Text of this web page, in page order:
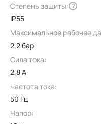
Степень защиты: ?
IP55
Максимальное рабочее
2,2 бар
Сила тока:
2,8 А
Частота тока:
50 Гц
Напор: